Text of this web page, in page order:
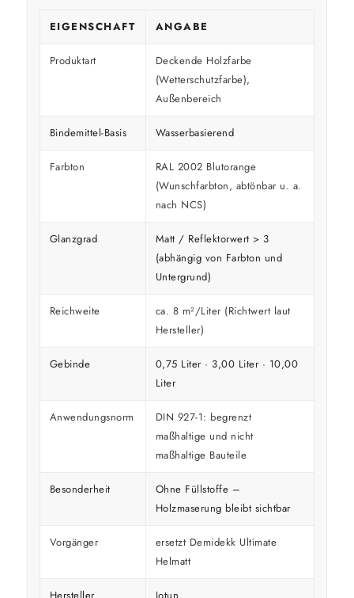
EIGENSCHAFT ANGABE
Produktart
Deckende Holzfarbe
(Wetterschutzfarbe),
Außenbereich
Bindemittel-Basis Wasserbasierend
Farbton
RAL 2002 Blutorange
(Wunschfarbton, abtönbar u. a.
nach NCS)
Glanzgrad
Matt / Reflektorwert > 3
(abhängig von Farbton und
Untergrund)
Reichweite
ca. 8 m²/Liter (Richtwert laut
Hersteller)
Gebinde
0,75 Liter · 3,00 Liter · 10,00
Liter
Anwendungsnorm
DIN 927-1: begrenzt
maßhaltige und nicht
maßhaltige Bauteile
Besonderheit
Ohne Füllstoffe –
Holzmaserung bleibt sichtbar
Vorgänger
ersetzt Demidekk Ultimate
Helmatt